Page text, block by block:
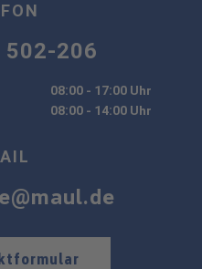
502-206
08:00 - 17:00 Uhr
08:00 - 14:00 Uhr